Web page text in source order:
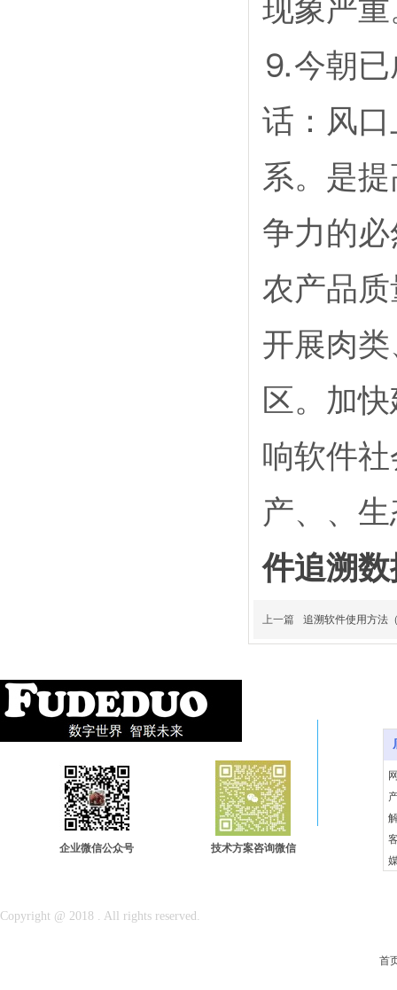
现象严
⒐今朝已
话：风
系。是
争力的
农产品
开展肉
区。加
响软件
产、、
件追溯
上一篇 追溯软件使用方法
企业微信公众号
Copyright @ 2018 . All rights reserved.
技术方案咨询微信
首